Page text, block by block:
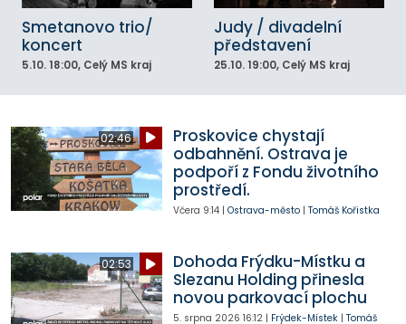
Smetanovo trio/
koncert
5.10. 18:00, Celý MS kraj
Judy / divadelní
představení
25.10. 19:00, Celý MS kraj
02:46
Proskovice chystají
odbahnění. Ostrava je
podpoří z Fondu životního
prostředí.
Včera 9:14| Ostrava-město| Tomáš Kořistka
02:53
Dohoda Frýdku-Místku a
Slezanu Holding přinesla
novou parkovací plochu
5. srpna 2026 16:12| Frýdek-Místek| Tomáš